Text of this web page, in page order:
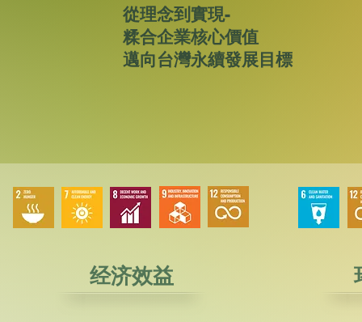
從理念到實現-
糅合企業核心價值
邁向台灣永續發展目標
经济效益